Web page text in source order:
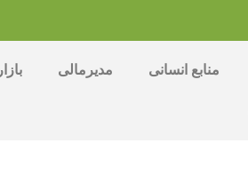
منابع انسانی مدیرمالی